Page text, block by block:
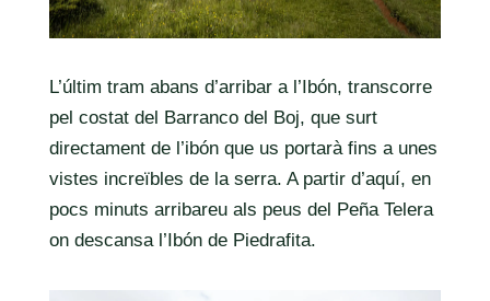
L’últim tram abans d’arribar a l’Ibón, transcorre
pel costat del Barranco del Boj, que surt
directament de l’ibónque us portarà fins a unes
vistes increïbles de la serra. A partir d’aquí, en
pocs minuts arribareu als peus del Peña Telera
on descansa l’Ibón de Piedrafita.